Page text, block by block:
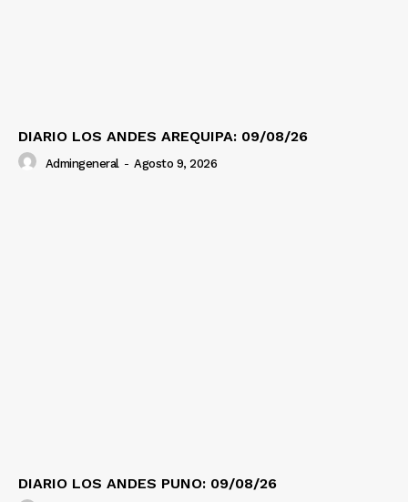
DIARIO LOS ANDES AREQUIPA: 09/08/26
Admingeneral - Agosto 9, 2026
DIARIO LOS ANDES PUNO: 09/08/26